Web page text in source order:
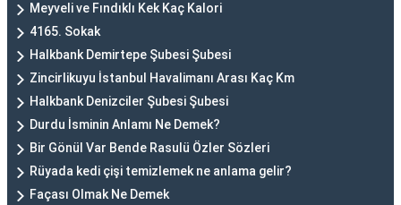
Meyveli ve Fındıklı Kek Kaç Kalori
4165. Sokak
Halkbank Demirtepe Şubesi Şubesi
Zincirlikuyu İstanbul Havalimanı Arası Kaç Km
Halkbank Denizciler Şubesi Şubesi
Durdu İsminin Anlamı Ne Demek?
Bir Gönül Var Bende Rasulü Özler Sözleri
Rüyada kedi çişi temizlemek ne anlama gelir?
Façası Olmak Ne Demek